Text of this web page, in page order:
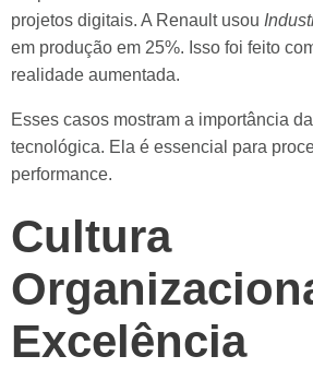
projetos digitais. A Renault usou
em produção em 25%. Isso foi feito
realidade aumentada.
Esses casos mostram a importância
tecnológica. Ela é essencial para
performance.
Cultura
Excelência